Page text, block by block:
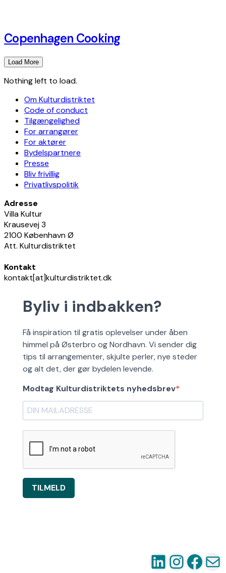
Copenhagen Cooking
Load More
Nothing left to load.
Om Kulturdistriktet
Code of conduct
Tilgængelighed
For arrangører
For aktører
Bydelspartnere
Presse
Bliv frivillig
Privatlivspolitik
Adresse
Villa Kultur
Krausevej 3
2100 København Ø
Att. Kulturdistriktet
Kontakt
kontakt[at]kulturdistriktet.dk
Byliv i indbakken?
Få inspiration til gratis oplevelser under åben
himmel på Østerbro og Nordhavn. Vi sender dig
tips til arrangementer, skjulte perler, nye steder
og alt det, der gør bydelen levende.
Modtag Kulturdistriktets nyhedsbrev
TILMELD
LinkedIn